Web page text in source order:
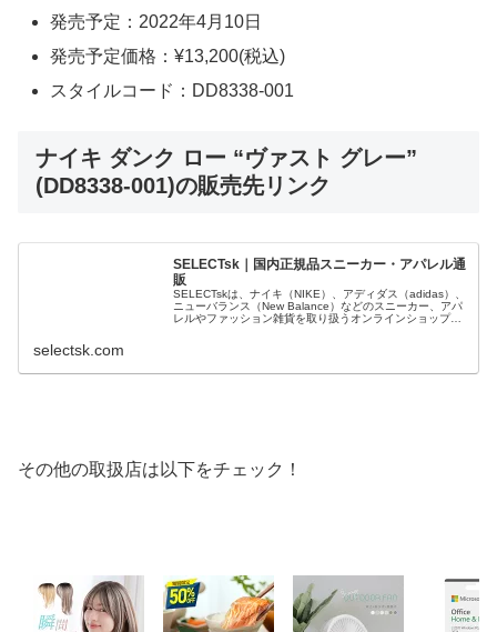
発売予定：2022年4月10日
発売予定価格：¥13,200(税込)
スタイルコード：DD8338-001
ナイキ ダンク ロー “ヴァスト グレー”
(DD8338-001)の販売先リンク
SELECTsk｜国内正規品スニーカー・アパレル通
販
SELECTskは、ナイキ（NIKE）、アディダス（adidas）、
ニューバランス（New Balance）などのスニーカー、アパ
レルやファッション雑貨を取り扱うオンラインショップで
selectsk.com
その他の取扱店は以下をチェック！